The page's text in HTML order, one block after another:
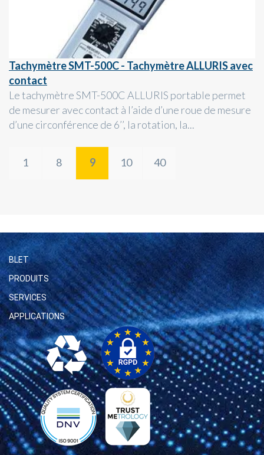
Tachymètre SMT-500C - Tachymètre ALLURIS avec
contact
Le tachymètre SMT-500C ALLURIS portable permet
de mesurer avec contact à l’aide d’une roue de mesure
d’une circonférence de 6’’, la rotation, la...
1 8 9 10 40
BLET
PRODUITS
SERVICES
APPLICATIONS